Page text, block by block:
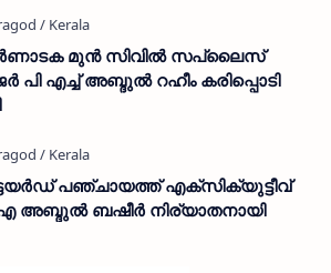
മുൻ സിവില്‍ സപ്ലൈസ്
പി എച്ച് അബ്ദുൽ റഹീം കരിപ്പൊടി
പഞ്ചായത്ത് എക്സിക്യുട്ടീവ്
അബ്ദുൽ ബഷീർ നിര്യാതനായി